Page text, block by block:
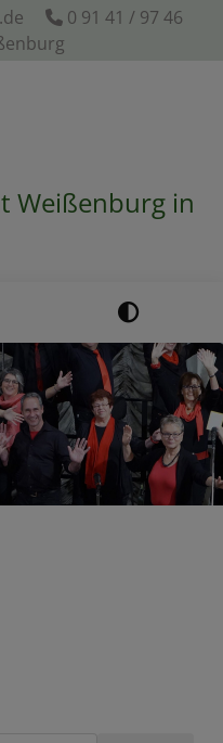
0 91 41 / 97 46
Weißenburg in